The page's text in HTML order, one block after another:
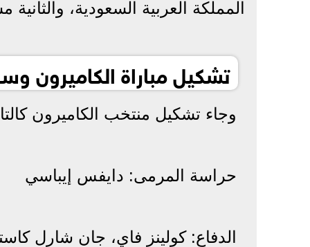
المملكة العربية السعودية،
تشكيل مباراة الكاميرون
وجاء تشكيل منتخب الكاميرون
حراسة المرمى: دايفس إيباسي
الدفاع: كولينز فاي، جان شارل